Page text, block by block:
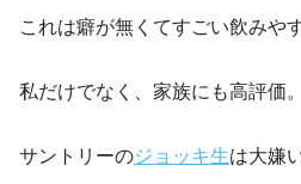
これは癖が無くてすごい飲みや
私だけでなく、家族にも高評価。
サントリーのジョッキ生は大嫌